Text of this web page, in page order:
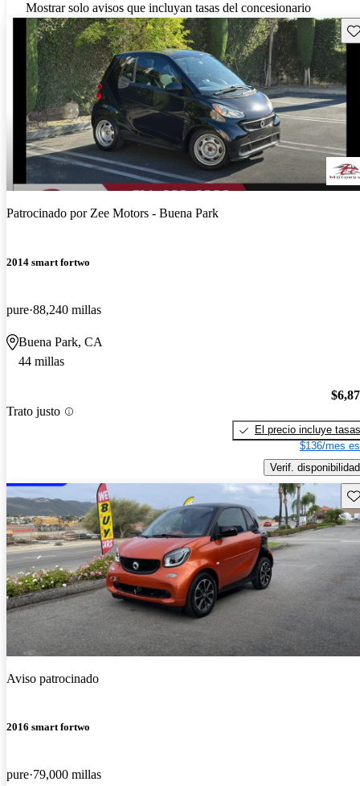
Mostrar solo avisos que incluyan tasas del concesionario
Patrocinado porZee Motors - Buena Park
2014 smart fortwo
pure 88,240 millas
Buena Park, CA
44 millas
Trato justo
El precio incluye tasas
$136/mes
Verif. disponibilidad
Aviso patrocinado
2016 smart fortwo
pure 79,000 millas